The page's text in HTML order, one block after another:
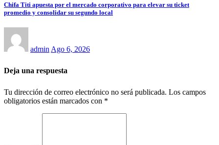
Chifa Titi apuesta por el mercado corporativo para elevar su ticket
promedio y consolidar su segundo local
admin Ago 6, 2026
Deja una respuesta
Tu dirección de correo electrónico no será publicada. Los campos
obligatorios están marcados con *